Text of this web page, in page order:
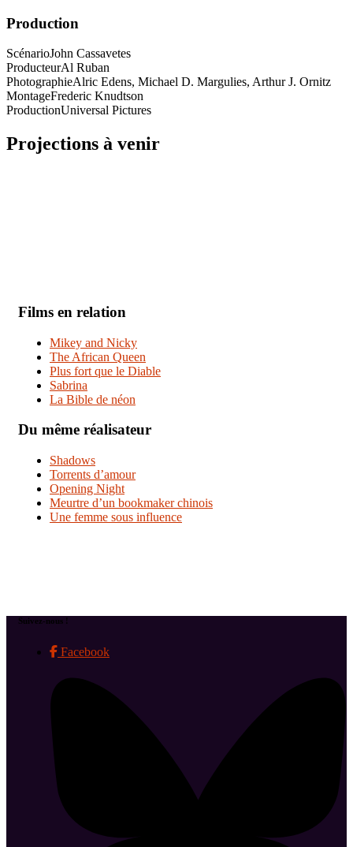
Production
ScénarioJohn Cassavetes
ProducteurAl Ruban
PhotographieAlric Edens, Michael D. Margulies, Arthur J. Ornitz
MontageFrederic Knudtson
ProductionUniversal Pictures
Projections à venir
Films en relation
Mikey and Nicky
The African Queen
Plus fort que le Diable
Sabrina
La Bible de néon
Du même réalisateur
Shadows
Torrents d’amour
Opening Night
Meurtre d’un bookmaker chinois
Une femme sous influence
Suivez-nous !
Facebook